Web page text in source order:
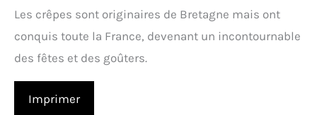
Les crêpes sont originaires de Bretagne mais ont
conquis toute la France, devenant un incontournable
des fêtes et des goûters.
Imprimer